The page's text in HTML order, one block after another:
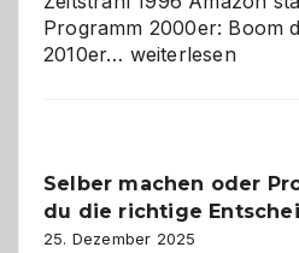
Programm 2000er: Boom
2010er… Affiliate-
und
Zukunft
weiterlesen
Selber machen oder
du die richtige
25. Dezember 2025